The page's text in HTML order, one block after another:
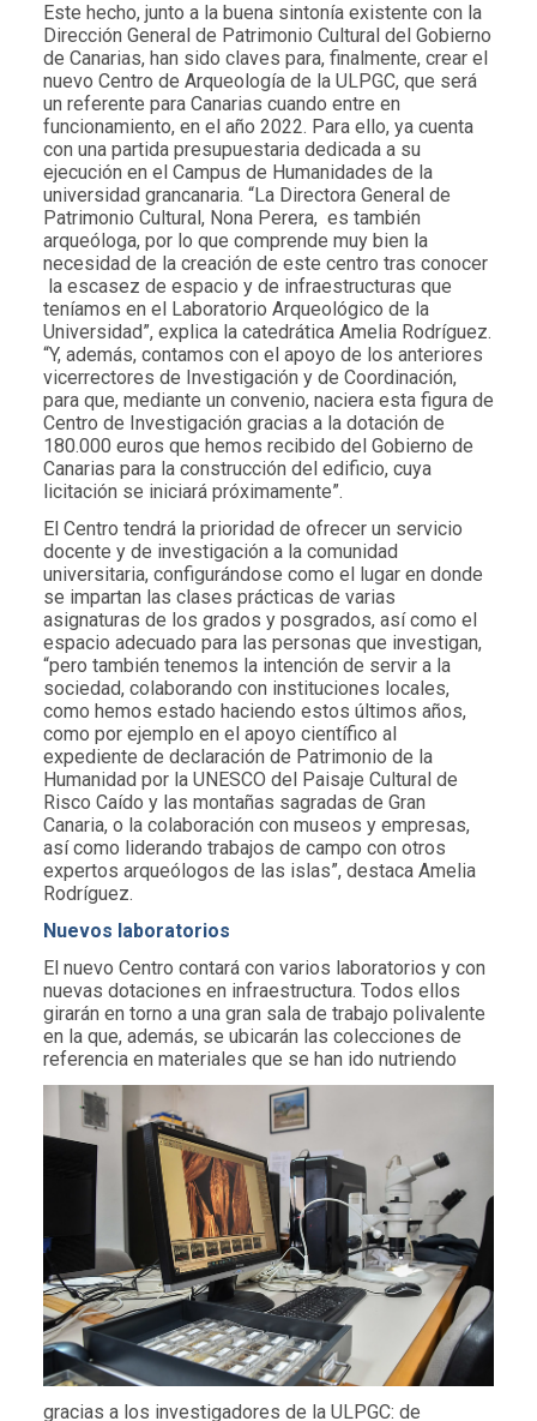
Este hecho, junto a la buena sintonía existente con la
Dirección General de Patrimonio Cultural del Gobierno
de Canarias, han sido claves para, finalmente, crear el
nuevo Centro de Arqueología de la ULPGC, que será
un referente para Canarias cuando entre en
funcionamiento, en el año 2022. Para ello, ya cuenta
con una partida presupuestaria dedicada a su
ejecución en el Campus de Humanidades de la
universidad grancanaria. “La Directora General de
Patrimonio Cultural, Nona Perera, es también
arqueóloga, por lo que comprende muy bien la
necesidad de la creación de este centro tras conocer
la escasez de espacio y de infraestructuras que
teníamos en el Laboratorio Arqueológico de la
Universidad”, explica la catedrática Amelia Rodríguez.
“Y, además, contamos con el apoyo de los anteriores
vicerrectores de Investigación y de Coordinación,
para que, mediante un convenio, naciera esta figura de
Centro de Investigación gracias a la dotación de
180.000 euros que hemos recibido del Gobierno de
Canarias para la construcción del edificio, cuya
licitación se iniciará próximamente”.
El Centro tendrá la prioridad de ofrecer un servicio
docente y de investigación a la comunidad
universitaria, configurándose como el lugar en donde
se impartan las clases prácticas de varias
asignaturas de los grados y posgrados, así como el
espacio adecuado para las personas que investigan,
“pero también tenemos la intención de servir a la
sociedad, colaborando con instituciones locales,
como hemos estado haciendo estos últimos años,
como por ejemplo en el apoyo científico al
expediente de declaración de Patrimonio de la
Humanidad por la UNESCO del Paisaje Cultural de
Risco Caído y las montañas sagradas de Gran
Canaria, o la colaboración con museos y empresas,
así como liderando trabajos de campo con otros
expertos arqueólogos de las islas”, destaca Amelia
Rodríguez.
Nuevos laboratorios
El nuevo Centro contará con varios laboratorios y con
nuevas dotaciones en infraestructura. Todos ellos
girarán en torno a una gran sala de trabajo polivalente
en la que, además, se ubicarán las colecciones de
referencia en materiales que se han ido nutriendo
gracias a los investigadores de la ULPGC: de